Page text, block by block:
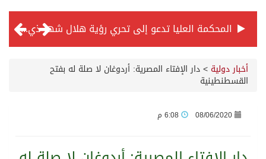
المحكمة العليا تدعو إلى تحري رؤية هلال شهر ذي الحجة مساء يوم الأحد الثلاثين من شهر ذي القعدة -حسب تقويم أم القرى- التاسع والعشرين حسب قرار المحكمة العليا
أخبار دولية >دار الإفتاء المصرية: أردوغان لا صلة له بفتح
القسطنطينية
08/06/2020